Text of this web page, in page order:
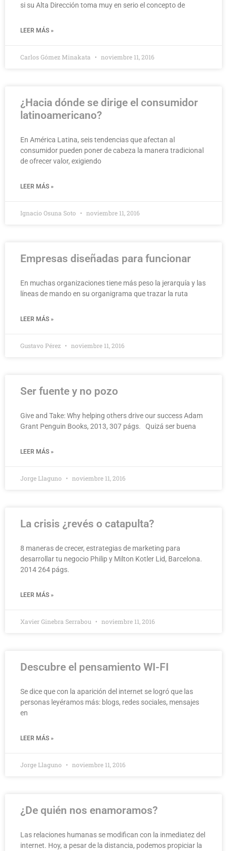
si su Alta Dirección toma muy en serio el concepto de
LEER MÁS »
Carlos Gómez Minakata noviembre 11, 2016
¿Hacia dónde se dirige el consumidor
latinoamericano?
En América Latina, seis tendencias que afectan al
consumidor pueden poner de cabeza la manera tradicional
de ofrecer valor, exigiendo
LEER MÁS »
Ignacio Osuna Soto noviembre 11, 2016
Empresas diseñadas para funcionar
En muchas organizaciones tiene más peso la jerarquía y las
líneas de mando en su organigrama que trazar la ruta
LEER MÁS »
Gustavo Pérez noviembre 11, 2016
Ser fuente y no pozo
Give and Take: Why helping others drive our success Adam
Grant Penguin Books, 2013, 307 págs. Quizá ser buena
LEER MÁS »
Jorge Llaguno noviembre 11, 2016
La crisis ¿revés o catapulta?
8 maneras de crecer, estrategias de marketing para
desarrollar tu negocio Philip y Milton Kotler Lid, Barcelona.
2014 264 págs.
LEER MÁS »
Xavier Ginebra Serrabou noviembre 11, 2016
Descubre el pensamiento WI-FI
Se dice que con la aparición del internet se logró que las
personas leyéramos más: blogs, redes sociales, mensajes
en
LEER MÁS »
Jorge Llaguno noviembre 11, 2016
¿De quién nos enamoramos?
Las relaciones humanas se modifican con la inmediatez del
internet. Hoy, a pesar de la distancia, podemos propiciar la